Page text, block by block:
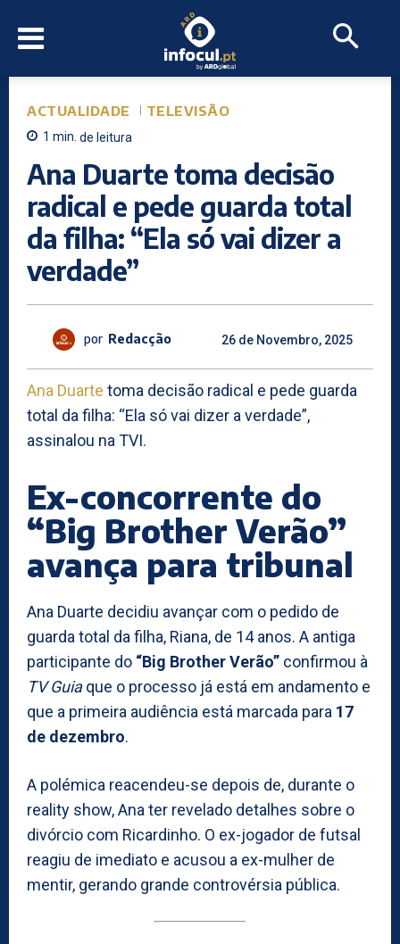
ACTUALIDADE TELEVISÃO
1 min. de leitura
Ana Duarte toma decisão
radical e pede guarda total
da filha: “Ela só vai dizer a
verdade”
por Redacção 26 de Novembro, 2025
Ana Duarte toma decisão radical e pede guarda
total da filha: “Ela só vai dizer a verdade”,
assinalou na TVI.
Ex-concorrente do
“Big Brother Verão”
avança para tribunal
Ana Duarte decidiu avançar com o pedido de
guarda total da filha, Riana, de 14 anos. A antiga
participante do “Big Brother Verão” confirmou à
TV Guiaque o processo já está em andamento e
que a primeira audiência está marcada para 17
de dezembro.
A polémica reacendeu-se depois de, durante o
reality show, Ana ter revelado detalhes sobre o
divórcio com Ricardinho. O ex-jogador de futsal
reagiu de imediato e acusou a ex-mulher de
mentir, gerando grande controvérsia pública.